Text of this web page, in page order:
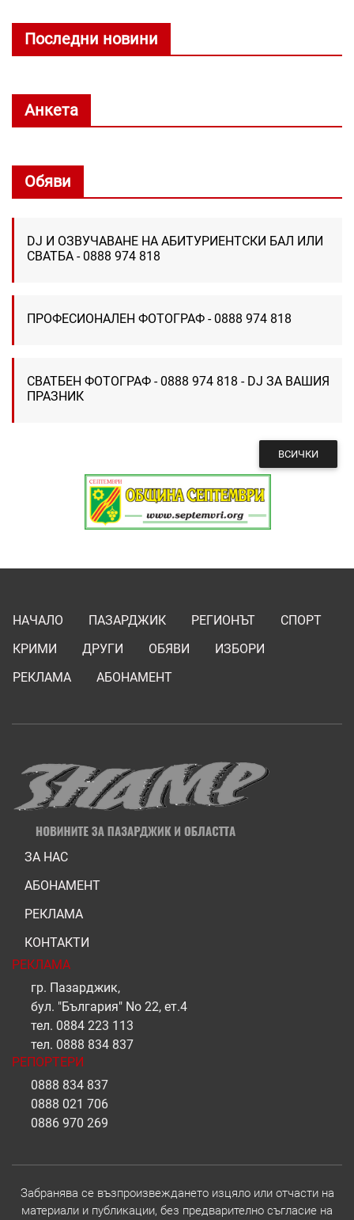
Последни новини
Анкета
Обяви
DJ И ОЗВУЧАВАНЕ НА АБИТУРИЕНТСКИ БАЛ ИЛИ
СВАТБА - 0888 974 818
ПРОФЕСИОНАЛЕН ФОТОГРАФ - 0888 974 818
СВАТБЕН ФОТОГРАФ - 0888 974 818 - DJ ЗА ВАШИЯ
ПРАЗНИК
ВСИЧКИ
НАЧАЛО ПАЗАРДЖИК РЕГИОНЪТ
СПОРТ
КРИМИ
ДРУГИ ОБЯВИ
ИЗБОРИ
РЕКЛАМА
АБОНАМЕНТ
ЗА НАС
АБОНАМЕНТ
РЕКЛАМА
КОНТАКТИ
РЕКЛАМА
гр. Пазарджик,
бул. "България" No 22, ет.4
тел. 0884 223 113
тел. 0888 834 837
РЕПОРТЕРИ
0888 834 837
0888 021 706
0886 970 269
Забранява се възпроизвеждането изцяло или отчасти на
материали и публикации, без предварително съгласие на